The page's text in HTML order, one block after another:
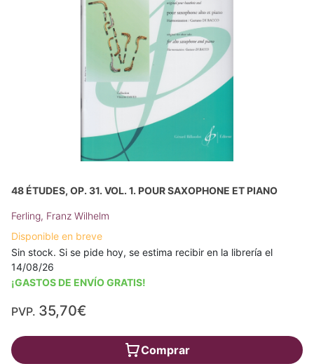
48 ÉTUDES, OP. 31. VOL. 1. POUR SAXOPHONE ET PIANO
Ferling, Franz Wilhelm
Disponible en breve
Sin stock. Si se pide hoy, se estima recibir en la librería el
14/08/26
¡GASTOS DE ENVÍO GRATIS!
PVP. 35,70€
Comprar